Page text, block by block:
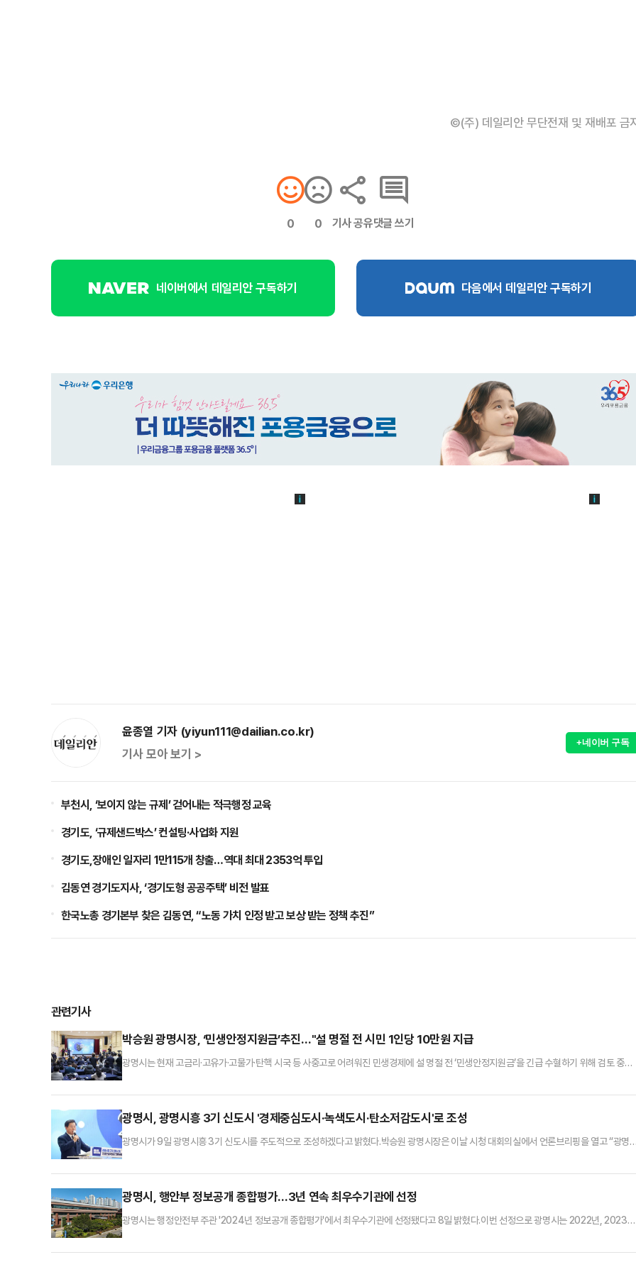
©(주) 데일리안 무단전재 및 재배포 금
0 0 기사 공유댓글 쓰기
네이버에서 데일리안 구독하기 다음에서 데일리안 구독하기
윤종열 기자 (yiyun111@dailian.co.kr)
기사 모아 보기 >
+네이버 구독
부천시, ‘보이지 않는 규제’ 걷어내는 적극행정 교육
경기도, ‘규제샌드박스’ 컨설팅·사업화 지원
경기도,장애인 일자리 1만115개 창출…역대 최대 2353억 투입
김동연 경기도지사, ‘경기도형 공공주택’ 비전 발표
한국노총 경기본부 찾은 김동연, “노동 가치 인정 받고 보상 받는 정책 추진”
관련기사
박승원 광명시장, ‘민생안정지원금’추진…"설 명절 전 시민 1인당 10만원 지급
광명시는 현재 고금리·고유가·고물가·탄핵 시국 등 사중고로 어려워진 민생경제에 설 명절 전 ‘민생안정지원금’을 긴급 수혈하기 위해 검토 중이
을 주고자 광명시민 1인당 10만원씩 지역화폐로 지급할 예정"이라고 말했다.박 시장은 "설 명절 전 지급을 목표로 원포인트 조례를 제정하고 추
광명시, 광명시흥 3기 신도시 '경제중심도시·녹색도시·탄소저감도시'로 조성
광명시가 9일 광명시흥 3기 신도시를 주도적으로 조성하겠다고 밝혔다.박승원 광명시장은 이날 시청 대회의실에서 언론브리핑을 열고 “광명
1271만4000㎡(384만 평)에 6만7000호의 주택을 공급하는 3기 신도시 중 최대 규모 사업지다. 지난해 12월 30일 국토교통부가 지구계
광명시, 행안부 정보공개 종합평가…3년 연속 최우수기관에 선정
광명시는 행정안전부 주관 '2024년 정보공개 종합평가'에서 최우수기관에 선정됐다고 8일 밝혔다.이번 선정으로 광명시는 2022년, 2023년
해 행정안전부에서 매년 중앙행정기관, 지방자치단체, 공공기관 등 총 554개 기관을 대상으로 실시한다.시는 사전 정보 공표 항목을 기존 631